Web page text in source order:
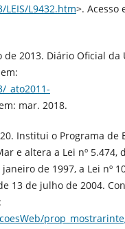
L9432.htm>. Acesso
de 2013. Diário Oficial da
mar. 2018.
Institui o Programa de
e altera a Lei nº 5.474,
de 1997, a Lei nº
13 de julho de 2004.